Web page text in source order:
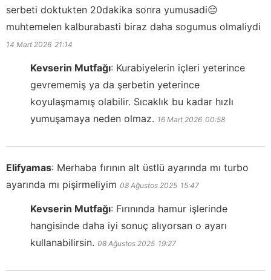
serbeti doktukten 20dakika sonra yumusadi😔
muhtemelen kalburabasti biraz daha sogumus olmaliydi
14 Mart 2026 21:14
Kevserin Mutfağı: Kurabiyelerin içleri yeterince
gevrememiş ya da şerbetin yeterince
koyulaşmamış olabilir. Sıcaklık bu kadar hızlı
yumuşamaya neden olmaz. 16 Mart 2026 00:58
Elifyamas: Merhaba fırının alt üstlü ayarında mı turbo
ayarında mı pişirmeliyim 08 Ağustos 2025 15:47
Kevserin Mutfağı: Fırınında hamur işlerinde
hangisinde daha iyi sonuç alıyorsan o ayarı
kullanabilirsin. 08 Ağustos 2025 19:27